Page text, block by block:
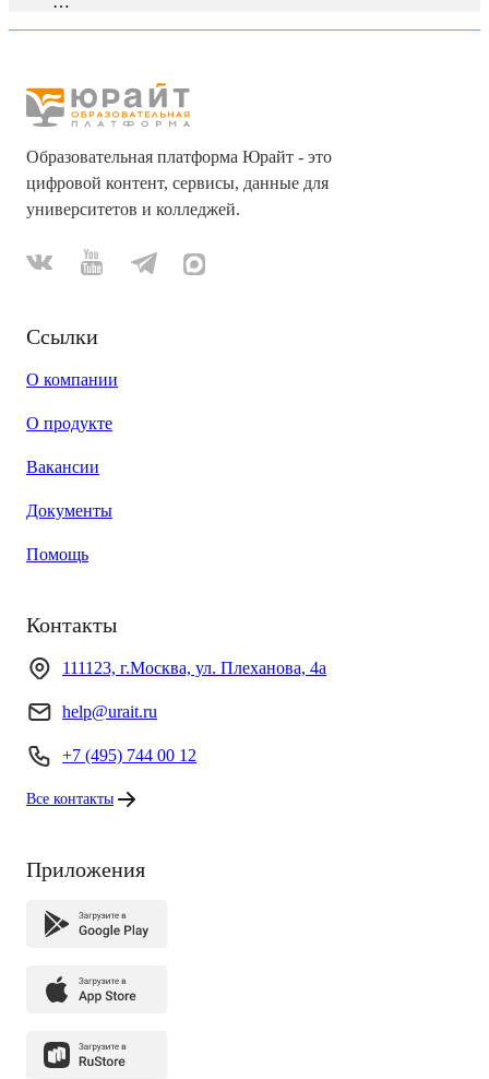
Образовательная платформа Юрайт - это
цифровой контент, сервисы, данные для
университетов и колледжей.
Ссылки
О компании
О продукте
Вакансии
Документы
Помощь
Контакты
111123, г.Москва, ул. Плеханова, 4а
help@urait.ru
+7 (495) 744 00 12
Все контакты
Приложения